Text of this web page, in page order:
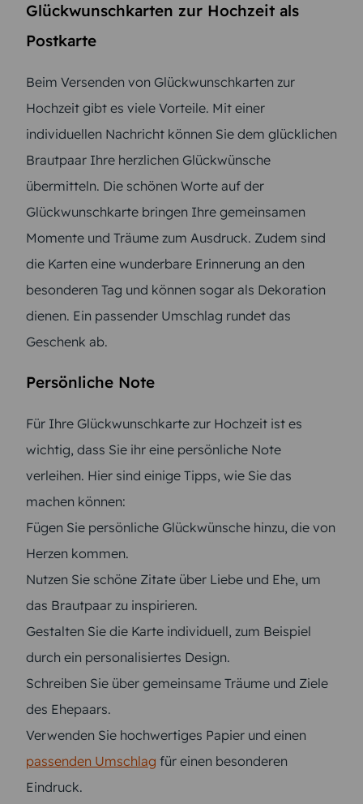
Glückwunschkarten zur Hochzeit als
Postkarte
Beim Versenden von Glückwunschkarten zur
Hochzeit gibt es viele Vorteile. Mit einer
individuellen Nachricht können Sie dem glücklichen
Brautpaar Ihre herzlichen Glückwünsche
übermitteln. Die schönen Worte auf der
Glückwunschkarte bringen Ihre gemeinsamen
Momente und Träume zum Ausdruck. Zudem sind
die Karten eine wunderbare Erinnerung an den
besonderen Tag und können sogar als Dekoration
dienen. Ein passender Umschlag rundet das
Geschenk ab.
Persönliche Note
Für Ihre Glückwunschkarte zur Hochzeit ist es
wichtig, dass Sie ihr eine persönliche Note
verleihen. Hier sind einige Tipps, wie Sie das
machen können:
Fügen Sie persönliche Glückwünsche hinzu, die von
Herzen kommen.
Nutzen Sie schöne Zitate über Liebe und Ehe, um
das Brautpaar zu inspirieren.
Gestalten Sie die Karte individuell, zum Beispiel
durch ein personalisiertes Design.
Schreiben Sie über gemeinsame Träume und Ziele
des Ehepaars.
Verwenden Sie hochwertiges Papier und einen
passenden Umschlag für einen besonderen
Eindruck.